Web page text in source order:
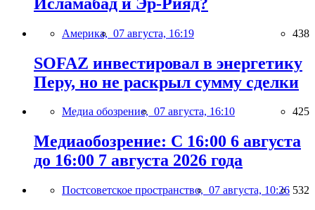
Америка, 07 августа, 16:19 438
SOFAZ инвестировал в энергетику
Перу, но не раскрыл сумму сделки
Медиа обозрение, 07 августа, 16:10 425
Медиаобозрение: С 16:00 6 августа
до 16:00 7 августа 2026 года
Постсоветское пространство, 07 августа, 10:26 532